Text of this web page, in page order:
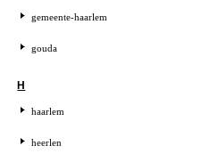
gemeente-haarlem
gouda
H
haarlem
heerlen